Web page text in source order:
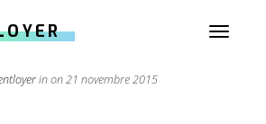
Toggle
in on 21 novembre 2015